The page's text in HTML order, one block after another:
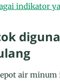
indikator
air